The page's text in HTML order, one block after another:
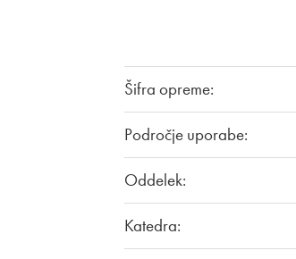
Šifra opreme:
Področje uporabe:
Oddelek:
Katedra: